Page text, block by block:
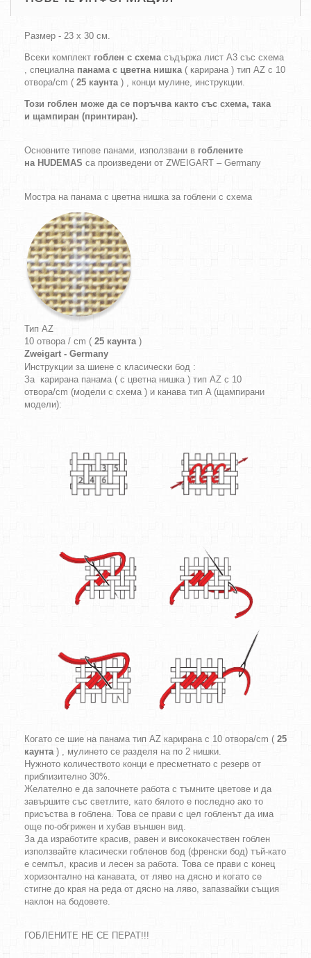
Размер - 23 х 30 см.
Всеки комплект гоблен с схемасъдържа лист А3 със схема
, специална панама с цветна нишка( карирана ) тип AZ с 10
отвора/cm ( 25 каунта) , конци мулине, инструкции.
Този гоблен може да се поръчва както със схема, така
и щампиран (принтиран).
Основните типове панами, използвани в гоблените
на HUDEMAS са произведени от ZWEIGART – Germany
Мостра на панама с цветна нишка за гоблени с схема
Тип AZ
10 отвора / cm ( 25 каунта)
Zweigart - Germany
Инструкции за шиене с класически бод :
За карирана панама ( с цветна нишка ) тип AZ с 10
отвора/cm (модели с схема ) и канава тип A (щампирани
модели):
Когато се шие на панама тип AZ карирана с 10 отвора/cm ( 25
каунта) , мулинето се разделя на по 2 нишки.
Нужното количеството конци е пресметнато с резерв от
приблизително 30%.
Желателно е да започнете работа с тъмните цветове и да
завършите със светлите, като бялото е последно ако то
присъства в гоблена. Това се прави с цел гобленът да има
още по-обгрижен и хубав външен вид.
За да изработите красив, равен и висококачествен гоблен
използвайте класически гобленов бод (френски бод) тъй-като
е семпъл, красив и лесен за работа. Това се прави с конец
хоризонтално на канавата, от ляво на дясно и когато се
стигне до края на реда от дясно на ляво, запазвайки същия
наклон на бодовете.
ГОБЛЕНИТЕ НЕ СЕ ПЕРАТ!!!